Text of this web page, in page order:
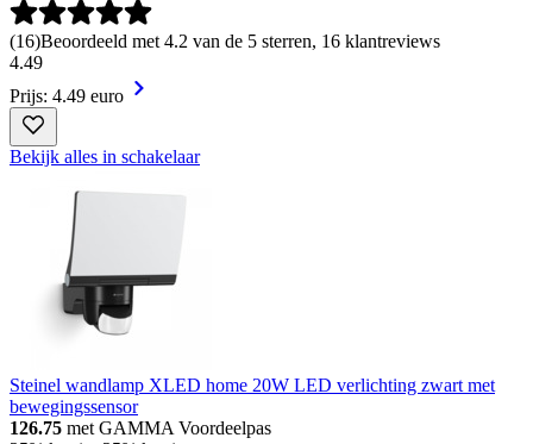
(16)Beoordeeld met 4.2 van de 5 sterren, 16 klantreviews
4.49
Prijs: 4.49 euro
Bekijk alles in schakelaar
Steinel wandlamp XLED home 20W LED verlichting zwart met
bewegingssensor
126.75 met GAMMA Voordeelpas